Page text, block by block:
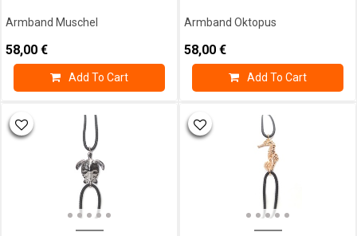
Armband Muschel
58,00 €
Add To Cart
Armband Oktopus
58,00 €
Add To Cart